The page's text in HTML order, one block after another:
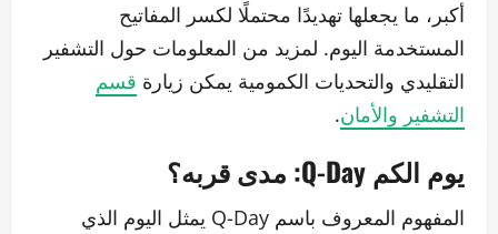
أكبر، ما يجعلها تهديدًا محتملًا لكسر المفاتيح
المستخدمة اليوم. لمزيد من المعلومات حول التشفير
التقليدي والتحديات الكمومية يمكن زيارة قسم
التشفير والأمان.
يوم الكم Q-Day: مدى قربه؟
المفهوم المعروف باسم Q-Day يمثل اليوم الذي